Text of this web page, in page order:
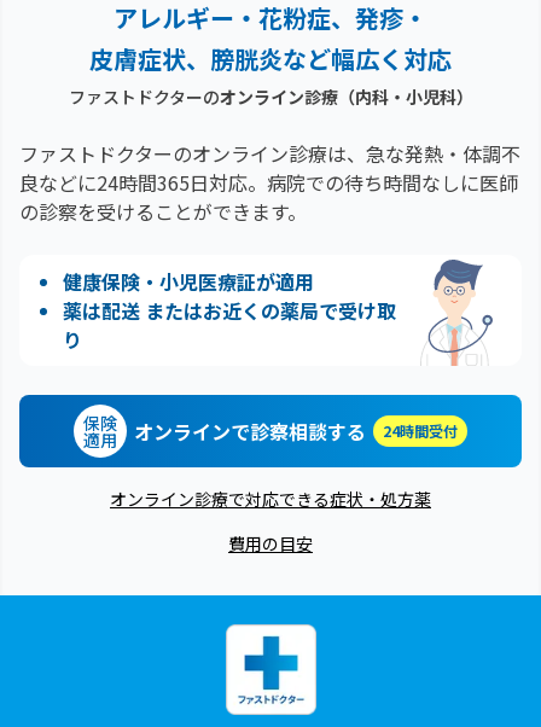
アレルギー・花粉症、 発疹・
皮膚症状、膀胱炎など幅広く対応
ファストドクターのオンライン診療（内科・小児科）
ファストドクターのオンライン診療は、急な発熱・体調不
良などに24時間365日対応。 病院での待ち時間なしに医師
の診察を受けることができます。
健康保険・小児医療証が適用
薬は配送 またはお近くの薬局で受け取
り
保険
適用 オンラインで診察相談する 24時間受付
オンライン診療で対応できる症状・処方薬
費用の目安